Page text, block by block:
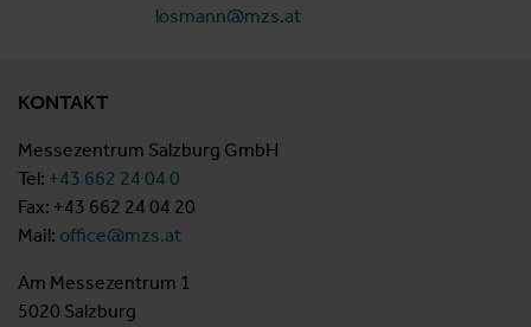
losmann@mzs.at
KONTAKT
Messezentrum Salzburg GmbH
Tel: +43 662 24 04 0
Fax: +43 662 24 04 20
Mail: office@mzs.at
Am Messezentrum 1
5020 Salzburg